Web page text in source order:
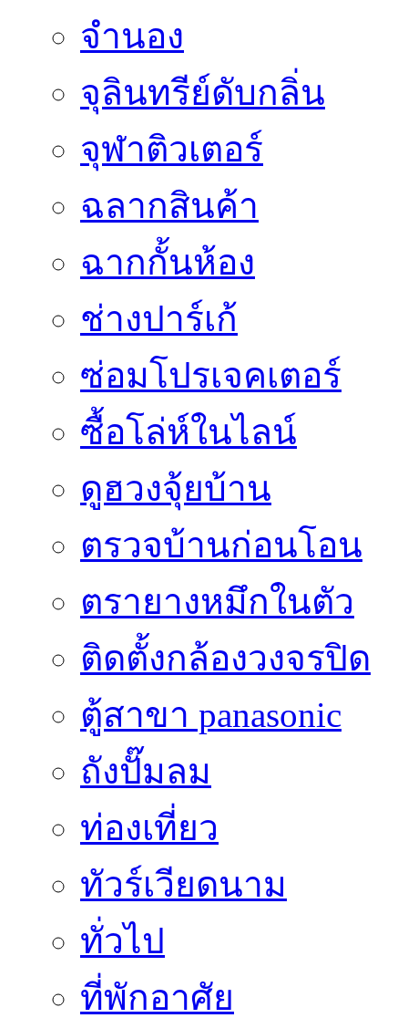
จำนอง
จุลินทรีย์ดับกลิ่น
จุฬาติวเตอร์
ฉลากสินค้า
ฉากกั้นห้อง
ช่างปาร์เก้
ซ่อมโปรเจคเตอร์
ซื้อโล่ห์ในไลน์
ดูฮวงจุ้ยบ้าน
ตรวจบ้านก่อนโอน
ตรายางหมึกในตัว
ติดตั้งกล้องวงจรปิด
ตู้สาขา panasonic
ถังปั๊มลม
ท่องเที่ยว
ทัวร์เวียดนาม
ทั่วไป
ที่พักอาศัย